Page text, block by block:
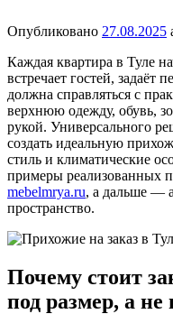
Опубликовано 27.08.2025
Каждая квартира в Туле
встречает гостей, задаёт
должна справляться с
верхнюю одежду, обувь,
рукой. Универсального
создать идеальную
стиль и климатические
примеры реализованных
mebelmrya.ru, а дальше —
пространство.
Почему стоит
под размер, а не